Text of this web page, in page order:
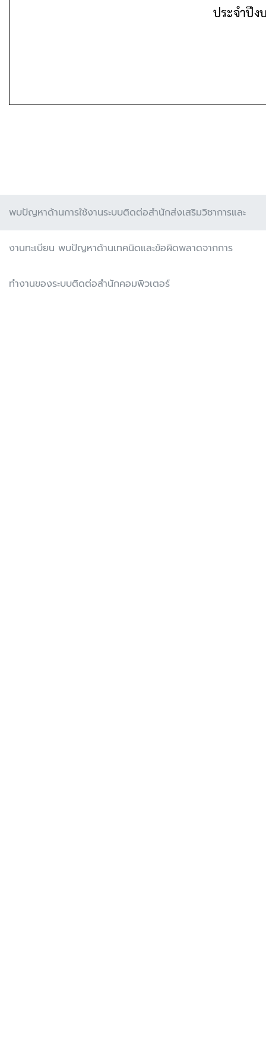
พบปัญหาด้านการใช้งานระบบติดต่อสำนักส่งเสริมวิชาการและ
งานทะเบียน พบปัญหาด้านเทคนิดและข้อผิดพลาดจากการ
ทำงานของระบบติดต่อสำนักคอมพิวเตอร์